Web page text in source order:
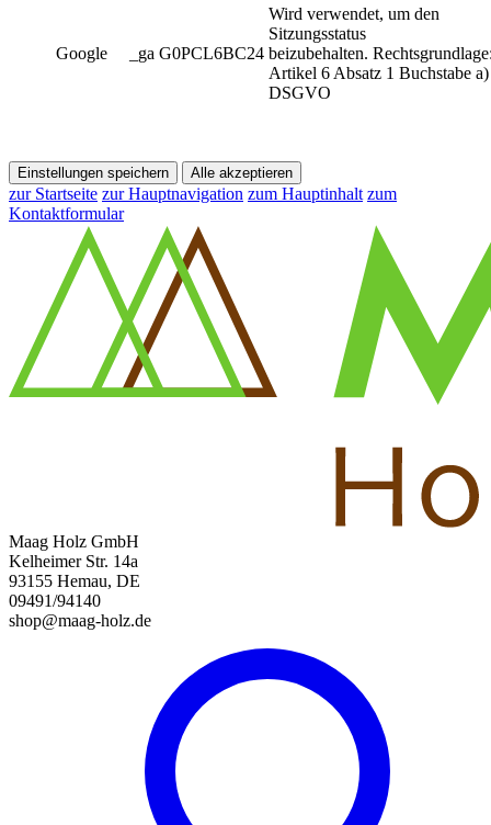
Google _ga G0PCL6BC24
Wird verwendet, um den
Sitzungsstatus
beizubehalten.
Artikel 6 Absatz 1 Buchstabe a)
DSGVO
Einstellungen speichern Alle akzeptieren
zur Startseite zur Hauptnavigation zum Hauptinhalt zum
Kontaktformular
Maag Holz GmbH
Kelheimer Str. 14a
93155 Hemau, DE
09491/94140
shop@maag-holz.de